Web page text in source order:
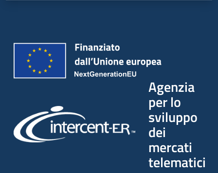
Agenzia
per lo
sviluppo
dei
mercati
telematici